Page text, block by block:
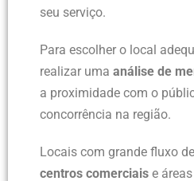
seu serviço.
Para escolher o local
realizar uma análise de
a proximidade com o
concorrência na região.
Locais com grande fluxo
centros comerciais e